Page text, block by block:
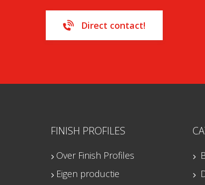
Direct contact!
FINISH PROFILES
Over Finish Profiles
Eigen productie